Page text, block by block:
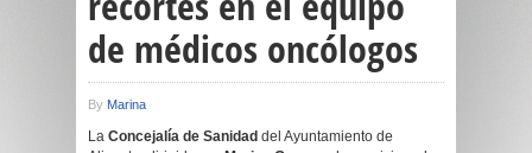
de médicos oncólogos
By Marina
La Concejalía de Sanidad del Ayuntamiento de